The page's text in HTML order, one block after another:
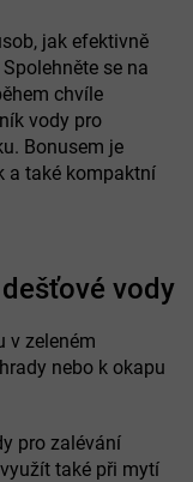
jak efektivně
se na
chvíle
vody pro
Bonusem je
a také kompaktní
vody
v zeleném
nebo k okapu
pro zalévání
také při mytí